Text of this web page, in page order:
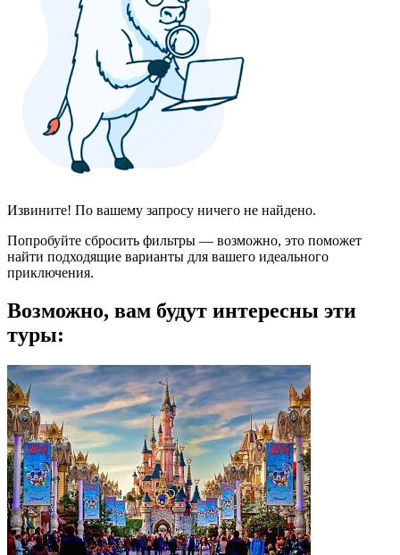
Извините! По вашему запросу ничего не найдено.
Попробуйте сбросить фильтры — возможно, это поможет
найти подходящие варианты для вашего идеального
приключения.
Возможно, вам будут интересны эти
туры: